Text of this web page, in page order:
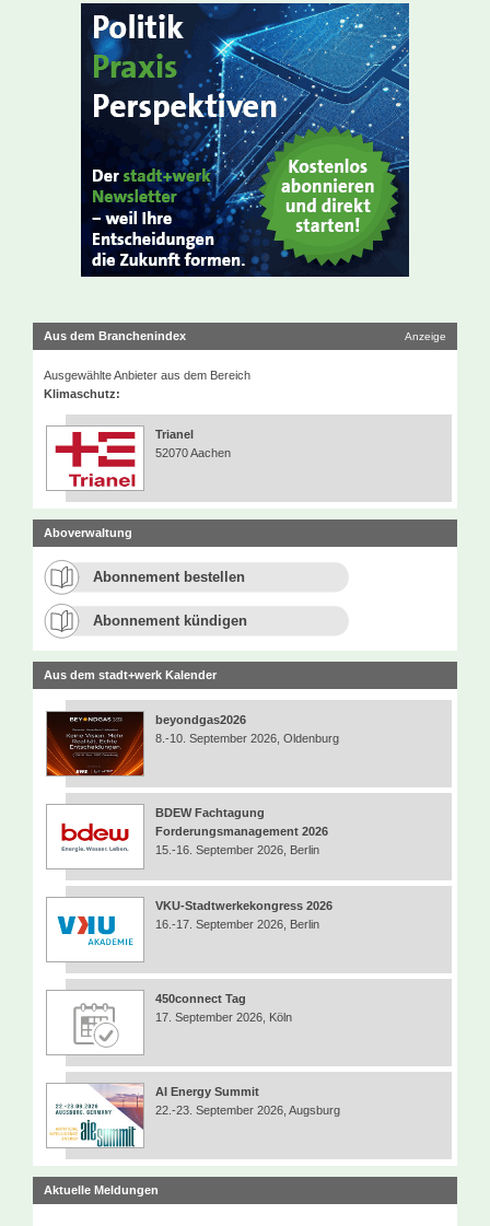
Aus dem Branchenindex Anzeige
Ausgewählte Anbieter aus dem Bereich
Klimaschutz:
Trianel
52070 Aachen
Aboverwaltung
Abonnement bestellen
Abonnement kündigen
Aus dem stadt+werk Kalender
beyondgas2026
8.-10. September 2026, Oldenburg
BDEW Fachtagung
Forderungsmanagement 2026
15.-16. September 2026, Berlin
VKU-Stadtwerkekongress 2026
16.-17. September 2026, Berlin
450connect Tag
17. September 2026, Köln
AI Energy Summit
22.-23. September 2026, Augsburg
Aktuelle Meldungen